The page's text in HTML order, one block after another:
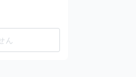
ん